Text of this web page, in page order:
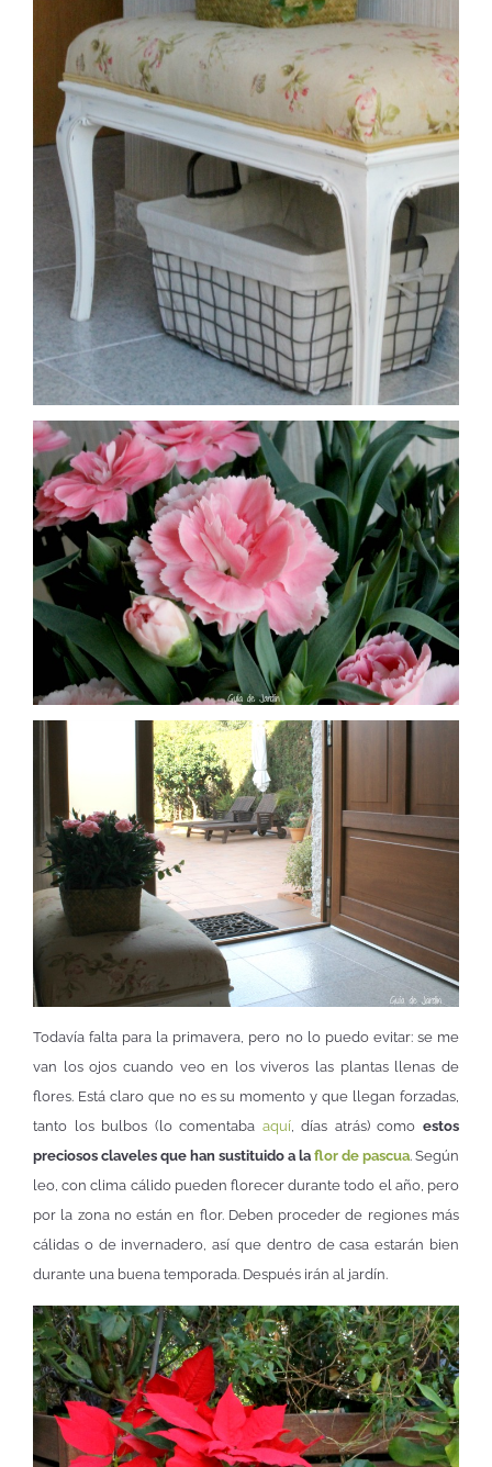
Todavía falta para la primavera, pero no lo puedo evitar: se me
van los ojos cuando veo en los viveros las plantas llenas de
flores. Está claro que no es su momento y que llegan forzadas,
tanto los bulbos (lo comentaba aquí, días atrás) comoestos
preciosos claveles que han sustituido a la flor de pascua. Según
leo, con clima cálido pueden florecer durante todo el año, pero
por la zona no están en flor. Deben proceder de regiones más
cálidas o de invernadero, así que dentro de casa estarán bien
durante una buena temporada. Después irán al jardín.